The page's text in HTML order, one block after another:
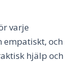
varje
empatiskt, och
hjälp och